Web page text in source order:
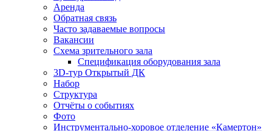
Аренда
Обратная связь
Часто задаваемые вопросы
Вакансии
Схема зрительного зала
Спецификация оборудования зала
3D-тур Открытый ДК
Набор
Структура
Отчёты о событиях
Фото
Инструментально-хоровое отделение «Камертон»